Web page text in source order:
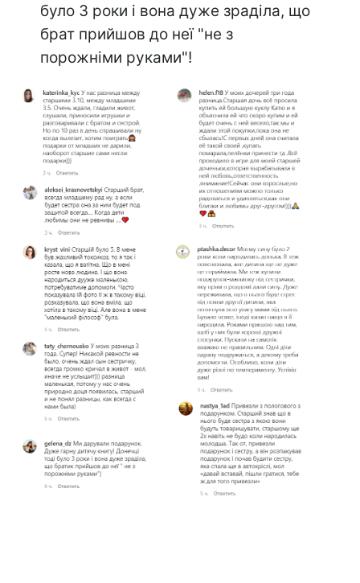
було 3 роки і вона дуже зраділа, що
брат прийшов до неї "не з
порожніми руками"!